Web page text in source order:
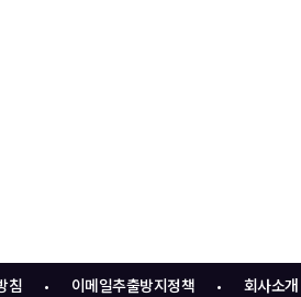
침 • 이메일추출방지정책 • 회사소개